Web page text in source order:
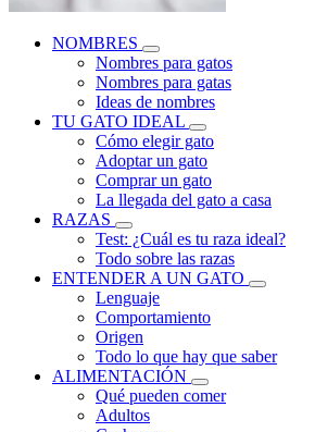
NOMBRES
Nombres para gatos
Nombres para gatas
Ideas de nombres
TU GATO IDEAL
Cómo elegir gato
Adoptar un gato
Comprar un gato
La llegada del gato a casa
RAZAS
Test: ¿Cuál es tu raza ideal?
Todo sobre las razas
ENTENDER A UN GATO
Lenguaje
Comportamiento
Origen
Todo lo que hay que saber
ALIMENTACIÓN
Qué pueden comer
Adultos